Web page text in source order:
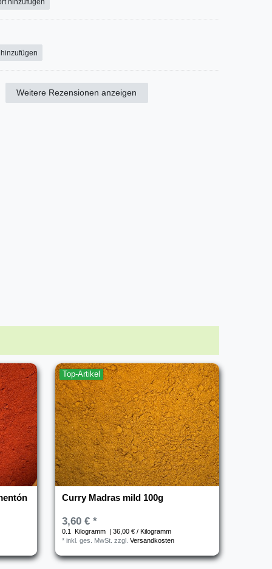
hinzufügen
Weitere Rezensionen anzeigen
Top-Artikel
Curry Madras mild 100g
3,60 € *
0.1 Kilogramm
| 36,00 € / Kilogramm
*inkl. ges. MwSt. zzgl.Versandkosten